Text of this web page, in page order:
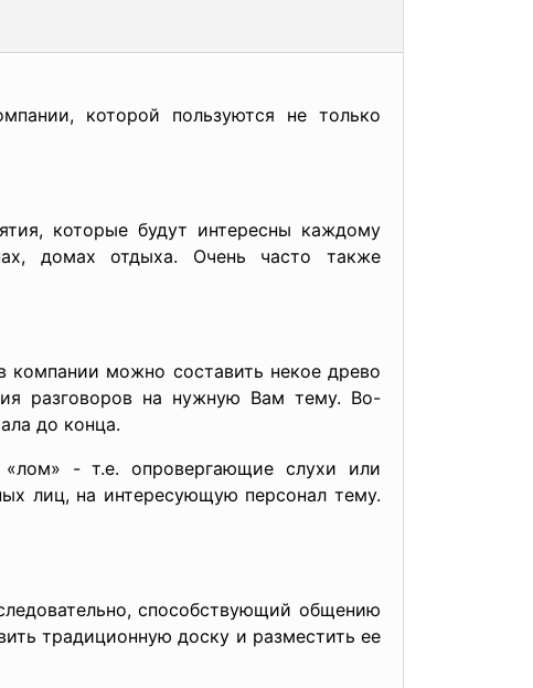
которой пользуются не только
которые будут интересны каждому
домах отдыха. Очень часто также
компании можно составить некое древо
разговоров на нужную Вам тему. Во-
до конца.
- т.е. опровергающие слухи или
лиц, на интересующую персонал тему.
способствующий общению
традиционную доску и разместить ее